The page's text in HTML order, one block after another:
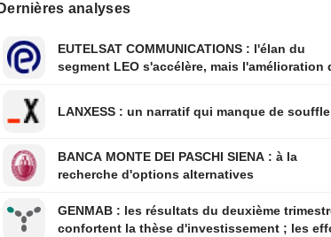
d'être à la tête d'un
criminel
personnes arrivant
aux vagues de
sous-estimé - DG
Dernières analyses
EUTELSAT COMMUNICATIONS : l'élan du
segment LEO s'accélère, mais l'amélioration
LANXESS : un narratif qui manque de souffle
BANCA MONTE DEI PASCHI SIENA : à la
recherche d'options alternatives
GENMAB : les résultats du deuxième trimestre
confortent la thèse d'investissement ; les